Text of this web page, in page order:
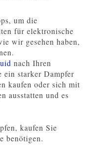
um die
für elektronische
wir gesehen haben,
nach Ihren
ein starker Dampfer
kaufen oder sich mit
ausstatten und es
kaufen Sie
benötigen.